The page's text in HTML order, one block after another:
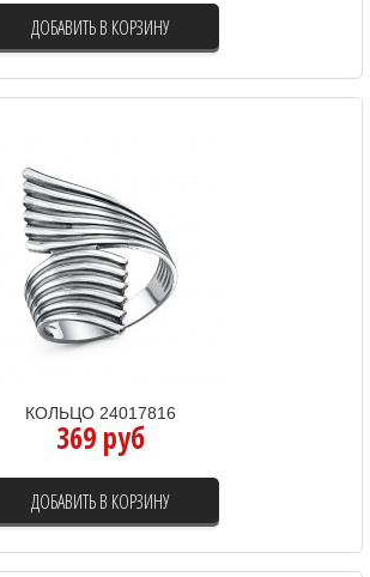
ДОБАВИТЬ В КОРЗИНУ
КОЛЬЦО 24017816
369 руб
ДОБАВИТЬ В КОРЗИНУ